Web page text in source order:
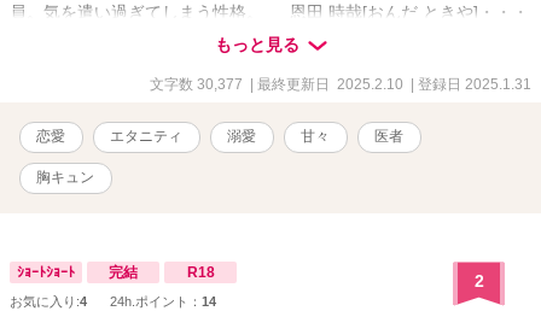
員。気を遣い過ぎてしまう性格。 恩田 時哉[おんだ ときや]・・・
27歳。医者。奏葉をからかう時もあるのに、甘すぎる？ 田代 有我
[たしろ ゆうが]・・・25歳。奏葉の同期。テキトーな性格だが、奏
葉の変化には鋭い？ 【作者に医療知識はありません。恋愛小説とし
もっと見る
文字数 30,377 | 最終更新日 2025.2.10 | 登録日 2025.1.31
恋愛 エタニティ 溺愛 甘々 医者
胸キュン
ｼｮｰﾄｼｮｰﾄ 完結 R18
お気に入り:4 24h.ポイント： 14
2